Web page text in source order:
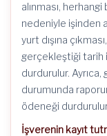
alınması,
nedeniyle işinden
yurt dışına
gerçekleştiği tarih
durdurulur. Ayrıca,
durumunda
ödeneği
İşverenin kayıt